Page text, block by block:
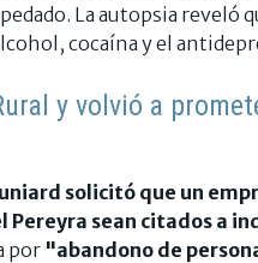
La autopsia reveló
cocaína y el
y volvió a
solicitó que un
Pereyra sean citados a
por "abandono de